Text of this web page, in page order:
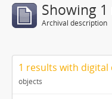
Showing
Archival description
1 results with digital
objects